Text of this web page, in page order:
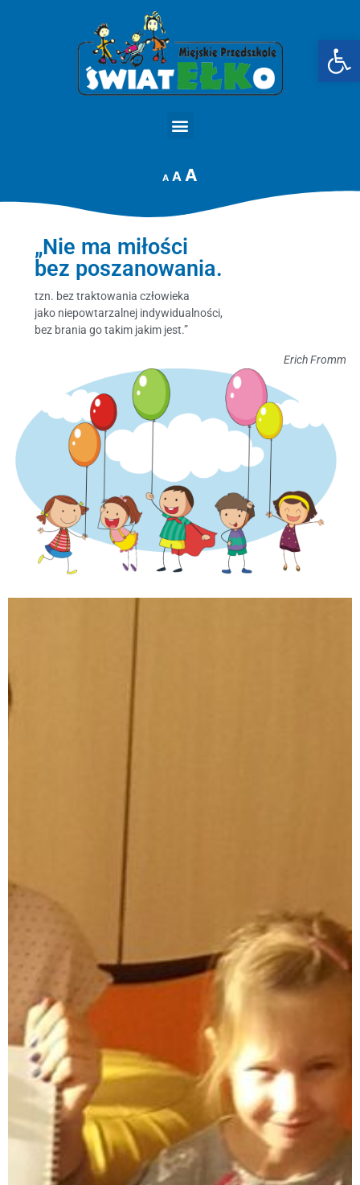
A A A
„Nie ma miłości
bez poszanowania.
tzn. bez traktowania człowieka
jako niepowtarzalnej indywidualności,
bez brania go takim jakim jest.”
Erich Fromm